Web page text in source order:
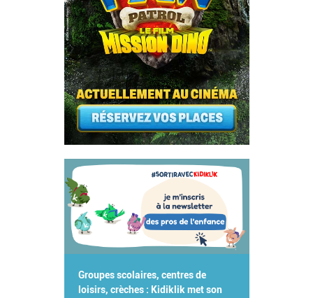
Groupes scolaires, centres de
loisirs, crèches : Kidiklik met son